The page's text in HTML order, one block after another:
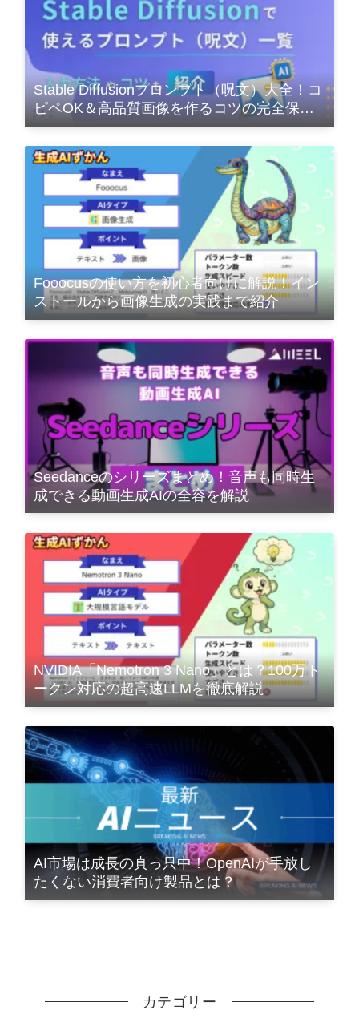
Stable Diffusionプロンプト（呪文）大全！コ
ピペOK＆高品質画像を作るコツの完全保存
版
Fooocusの使い方を初心者向けに解説！イン
ストールから画像生成の実践まで紹介
Seedanceのシリーズまとめ！音声も同時生
成できる動画生成AIの全容を解説
NVIDIA「Nemotron 3 Nano」とは？100万ト
ークン対応の超高速LLMを徹底解説
AI市場は成長の真っ只中！OpenAIが手放し
たくない消費者向け製品とは？
カテゴリー